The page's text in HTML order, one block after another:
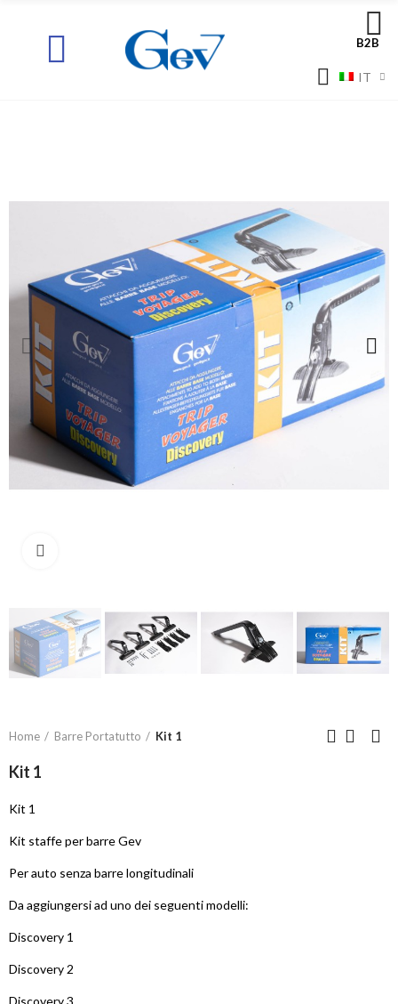
B2B
IT
Home Barre Portatutto Kit 1
Kit 1
Kit 1
Kit staffe per barre Gev
Per auto senza barre longitudinali
Da aggiungersi ad uno dei seguenti modelli:
Discovery 1
Discovery 2